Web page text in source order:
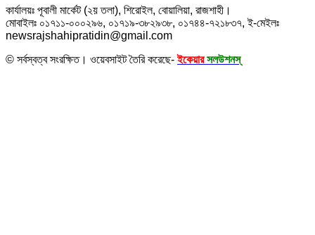
কার্যালয়ঃ পূবালী মার্কেট (২য় তলা), শিরোইল, বোয়ালিয়া, রাজশাহী।
মোবাইলঃ ০১৭১১-০০০২৯৬, ০১৭১৯-৩৮২৯৩৮, ০১৭৪৪-৭২১৮৩৭, ই-মেইলঃ
newsrajshahipratidin@gmail.com
© সর্বস্বত্ব সংরক্ষিত। ওয়েবসাইট তৈরি করেছে-ইকেয়ার সলউশনস্